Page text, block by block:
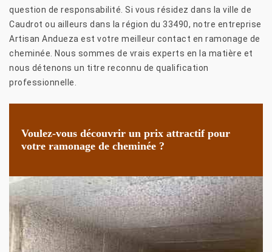
question de responsabilité. Si vous résidez dans la ville de
Caudrot ou ailleurs dans la région du 33490, notre entreprise
Artisan Andueza est votre meilleur contact en ramonage de
cheminée. Nous sommes de vrais experts en la matière et
nous détenons un titre reconnu de qualification
professionnelle.
Voulez-vous découvrir un prix attractif pour
votre ramonage de cheminée ?